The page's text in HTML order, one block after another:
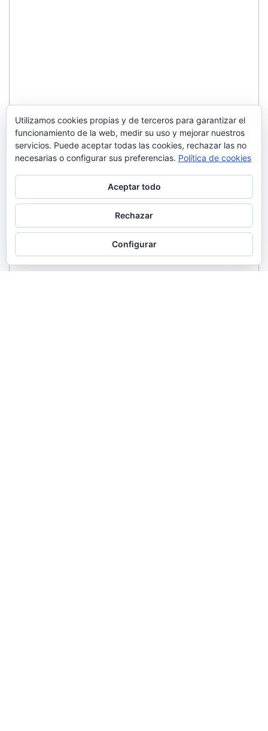
Utilizamos cookies propias y de terceros para garantizar el
funcionamiento de la web, medir su uso y mejorar nuestros
servicios. Puede aceptar todas las cookies, rechazar las no
necesarias o configurar sus preferencias. Política de cookies
Aceptar todo
Rechazar
Configurar